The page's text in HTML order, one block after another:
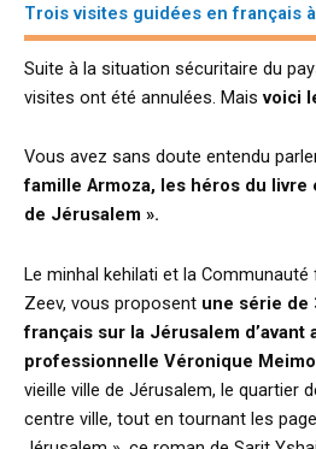
Trois visites guidées en français
Suite à la situation sécuritaire du
visites ont été annulées. Mais voici
Vous avez sans doute entendu
famille Armoza, les héros du livre
de Jérusalem ».
Le minhal kehilati et la
Zeev, vous proposent une série de
français sur la Jérusalem d’avant
professionnelle Véronique
vieille ville de Jérusalem, le quartier
centre ville, tout en tournant les